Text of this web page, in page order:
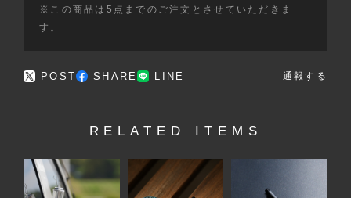
※この商品は5点までのご注文とさせていただきま
す。
POST SHARE LINE 通報する
RELATED ITEMS